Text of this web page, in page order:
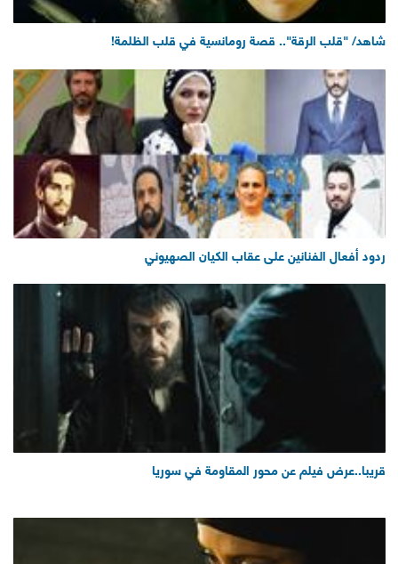
قريبا..عرض فيلم عن محور المقاومة في سوريا
ردود أفعال الفنانين على عقاب الكيان الصهيوني
شاهد/ "قلب الرقة".. قصة رومانسية في قلب الظلمة!